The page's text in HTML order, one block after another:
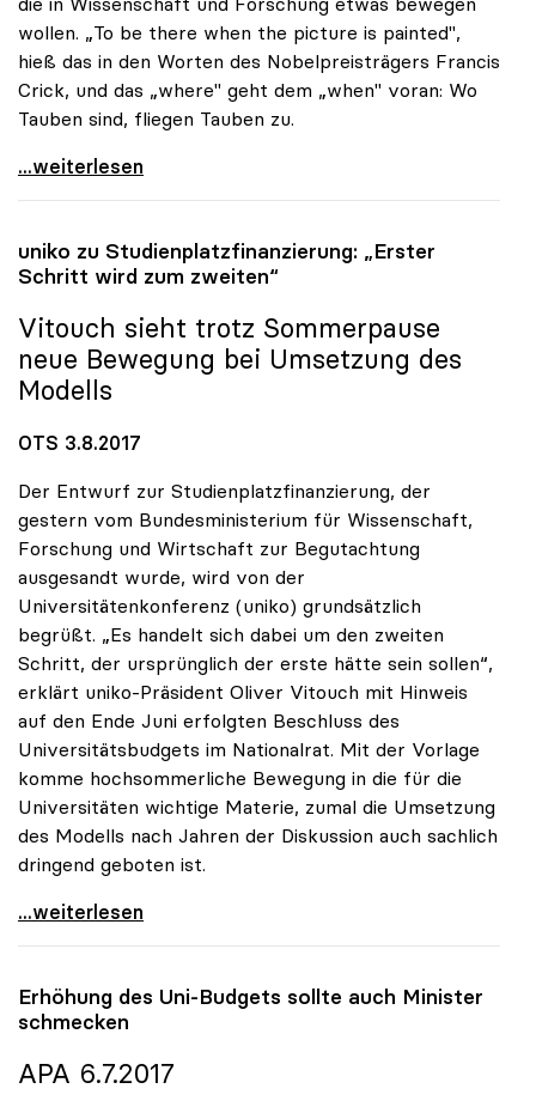
wollen. „To be there when the picture is painted",
hieß das in den Worten des Nobelpreisträgers Francis
Crick, und das „where" geht dem „when" voran: Wo
Tauben sind, fliegen Tauben zu.
Vitouch: „Bilder malen, nicht Gemäldegalerien
...weiterlesen
uniko zu Studienplatzfinanzierung: „Erster
Schritt wird zum zweiten“
Vitouch sieht trotz Sommerpause
neue Bewegung bei Umsetzung des
Modells
OTS 3.8.2017
Der Entwurf zur Studienplatzfinanzierung, der
gestern vom Bundesministerium für Wissenschaft,
Forschung und Wirtschaft zur Begutachtung
ausgesandt wurde, wird von der
Universitätenkonferenz (uniko) grundsätzlich
begrüßt. „Es handelt sich dabei um den zweiten
Schritt, der ursprünglich der erste hätte sein sollen“,
erklärt uniko-Präsident Oliver Vitouch mit Hinweis
auf den Ende Juni erfolgten Beschluss des
Universitätsbudgets im Nationalrat. Mit der Vorlage
komme hochsommerliche Bewegung in die für die
Universitäten wichtige Materie, zumal die Umsetzung
des Modells nach Jahren der Diskussion auch sachlich
dringend geboten ist.
uniko zu Studienplatzfinanzierung: „Erster Schritt
...weiterlesen
Erhöhung des Uni-Budgets sollte auch Minister
schmecken
APA 6.7.2017